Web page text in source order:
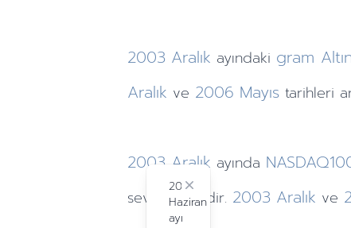
2003 Aralık ayındaki gram
Aralık ve 2006 Mayıs tarihleri
2024
Haziran
ayı
Close
2003 Aralık ayında
seviyesindedir. 2003 Aralık ve